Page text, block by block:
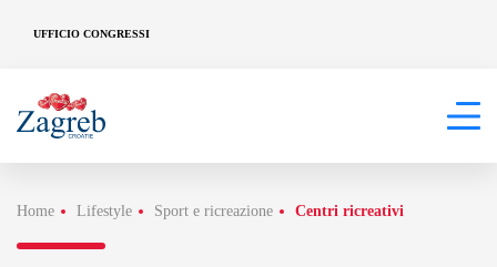
UFFICIO CONGRESSI
Home Lifestyle Sport e ricreazione Centri ricreativi